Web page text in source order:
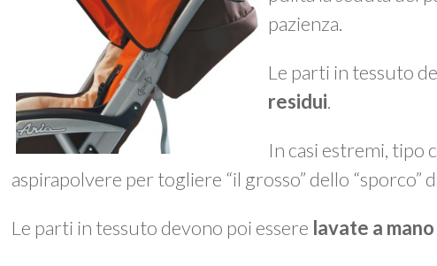
pazienza.
Le parti in tessuto
residui.
In casi estremi, tipo
aspirapolvere per togliere “il grosso” dello “sporco”
Le parti in tessuto devono poi essere lavate a mano